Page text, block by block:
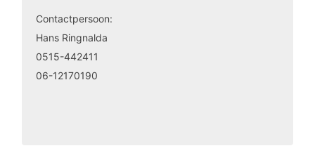
Contactpersoon:
Hans Ringnalda
0515-442411
06-12170190